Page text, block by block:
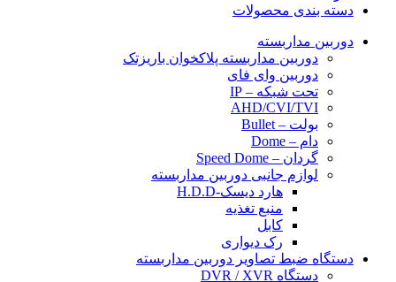
دسته بندی محصولات
دوربین مداربسته
دوربین مداربسته پلاکخوان باریزتک
دوربین وای فای
تحت شبکه – IP
AHD/CVI/TVI
بولت – Bullet
دام – Dome
گردان – Speed Dome
لوازم جانبی دوربین مداربسته
هارد دیسک-H.D.D
منبع تغذیه
کابل
رک دیواری
دستگاه ضبط تصاویر دوربین مداربسته
دستگاه DVR / XVR